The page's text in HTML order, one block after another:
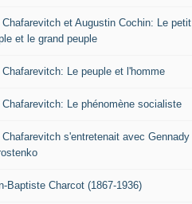
Chafarevitch et Augustin Cochin: Le petit
et le grand peuple
Chafarevitch: Le peuple et l'homme
Chafarevitch: Le phénomène socialiste
Chafarevitch s'entretenait avec Gennady
Baptiste Charcot (1867-1936)